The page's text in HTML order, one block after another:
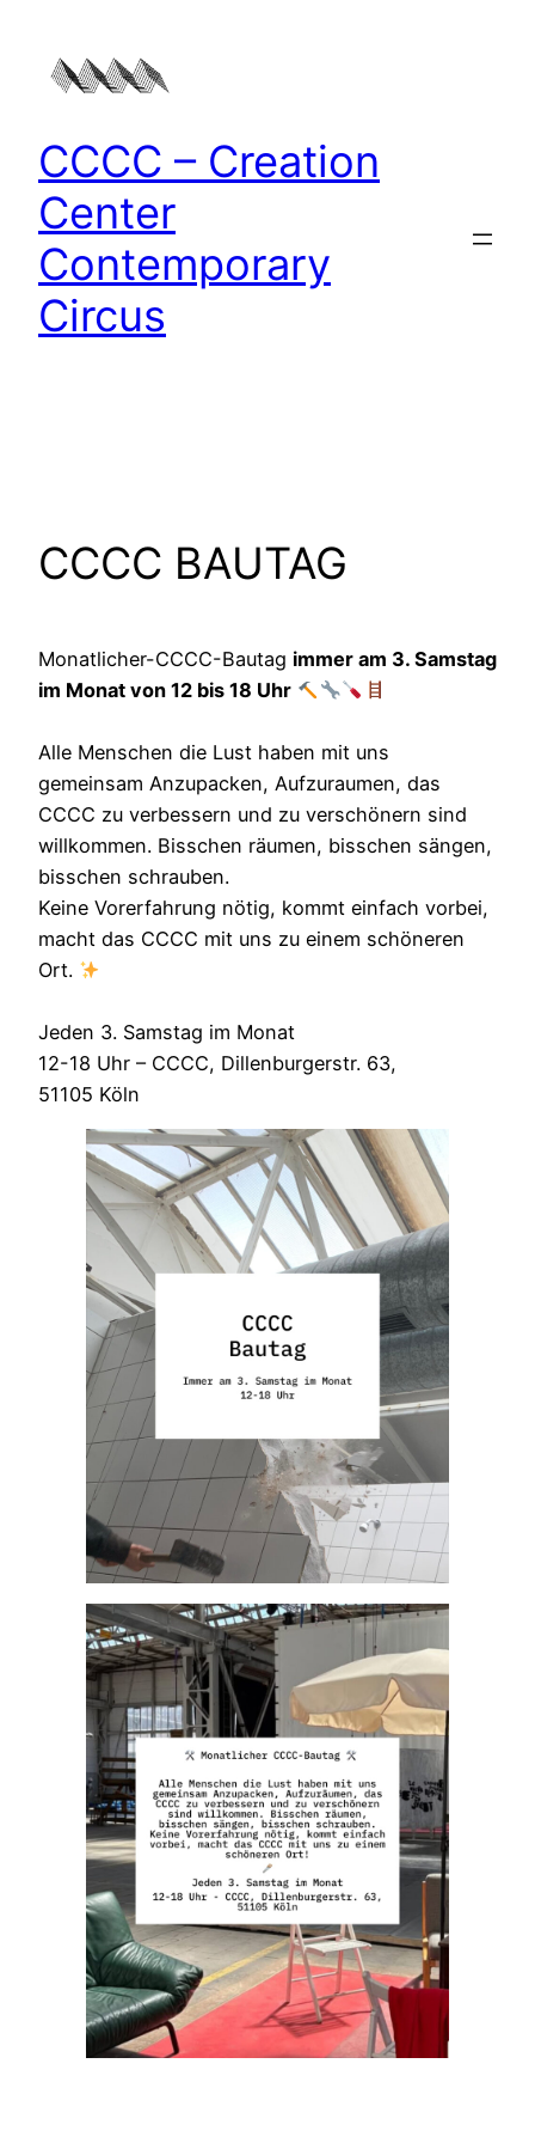
Inhalt
springen
CCCC – Creation
Center
Contemporary
Circus
CCCC BAUTAG
Monatlicher-CCCC-Bautag immer am 3. Samstag
im Monat von 12 bis 18 Uhr
Alle Menschen die Lust haben mit uns
gemeinsam Anzupacken, Aufzuraumen, das
CCCC zu verbessern und zu verschönern sind
willkommen. Bisschen räumen, bisschen sängen,
bisschen schrauben.
Keine Vorerfahrung nötig, kommt einfach vorbei,
macht das CCCC mit uns zu einem schöneren
Ort.
Jeden 3. Samstag im Monat
12-18 Uhr – CCCC, Dillenburgerstr. 63,
51105 Köln